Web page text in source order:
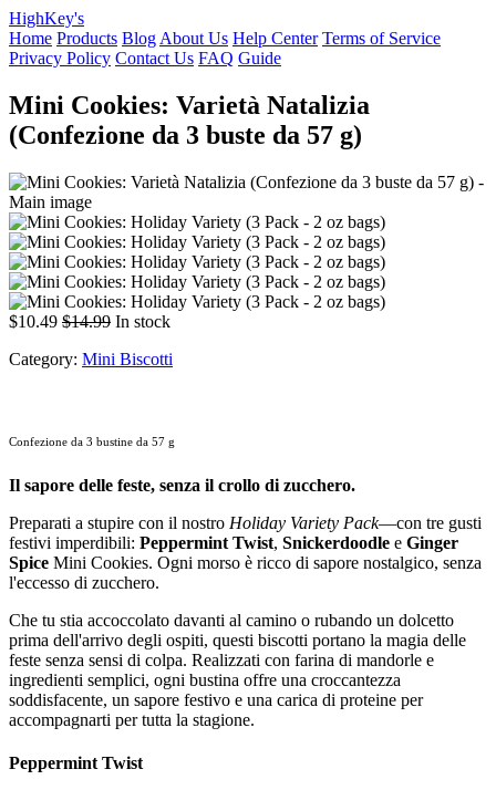
HighKey's
Home Products Blog About Us Help Center Terms of Service
Privacy Policy Contact Us FAQ Guide
Mini Cookies: Varietà Natalizia
(Confezione da 3 buste da 57 g)
$10.49 $14.99 In stock
Category: Mini Biscotti
Confezione da 3 bustine da 57 g
Il sapore delle feste, senza il crollo di zucchero.
Preparati a stupire con il nostro Holiday Variety Pack—con tre gusti
festivi imperdibili: Peppermint Twist, Snickerdoodle e Ginger
Spice Mini Cookies. Ogni morso è ricco di sapore nostalgico, senza
l'eccesso di zucchero.
Che tu stia accoccolato davanti al camino o rubando un dolcetto
prima dell'arrivo degli ospiti, questi biscotti portano la magia delle
feste senza sensi di colpa. Realizzati con farina di mandorle e
ingredienti semplici, ogni bustina offre una croccantezza
soddisfacente, un sapore festivo e una carica di proteine per
accompagnarti per tutta la stagione.
Peppermint Twist